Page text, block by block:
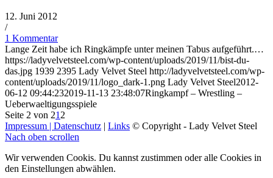
12. Juni 2012
/
1 Kommentar
Lange Zeit habe ich Ringkämpfe unter meinen Tabus aufgeführt.…
https://ladyvelvetsteel.com/wp-content/uploads/2019/11/bist-du-
das.jpg 1939 2395 Lady Velvet Steel http://ladyvelvetsteel.com/wp-
content/uploads/2019/11/logo_dark-1.png Lady Velvet Steel2012-
06-12 09:44:232019-11-13 23:48:07Ringkampf – Wrestling –
Ueberwaeltigungsspiele
Seite 2 von 21 2
Impressum | Datenschutz | Links © Copyright - Lady Velvet Steel
Nach oben scrollen
Wir verwenden Cookis. Du kannst zustimmen oder alle Cookies in
den Einstellungen abwählen.